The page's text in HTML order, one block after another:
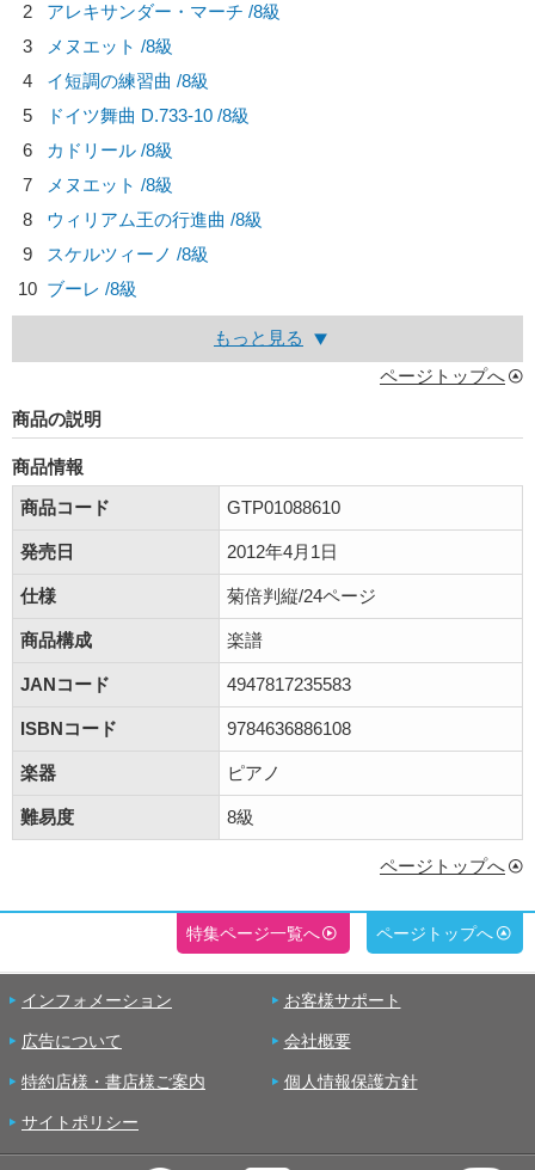
2
アレキサンダー・マーチ /8級
3
メヌエット /8級
4
イ短調の練習曲 /8級
5
ドイツ舞曲 D.733-10 /8級
6
カドリール /8級
7
メヌエット /8級
8
ウィリアム王の行進曲 /8級
9
スケルツィーノ /8級
10 ブーレ /8級
もっと見る
ページトップへ
商品の説明
商品情報
商品コード
GTP01088610
発売日 2012年4月1日
仕様 菊倍判縦/24ページ
商品構成 楽譜
JANコード 4947817235583
ISBNコード 9784636886108
楽器 ピアノ
難易度 8級
ページトップへ
特集ページ一覧へ ページトップへ
インフォメーション お客様サポート
広告について 会社概要
特約店様・書店様ご案内 個人情報保護方針
サイトポリシー